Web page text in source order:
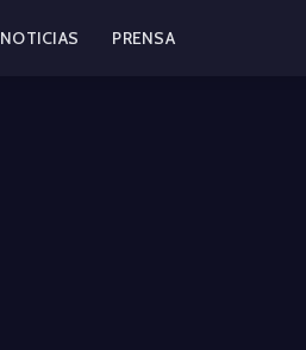
NOTICIAS PRENSA